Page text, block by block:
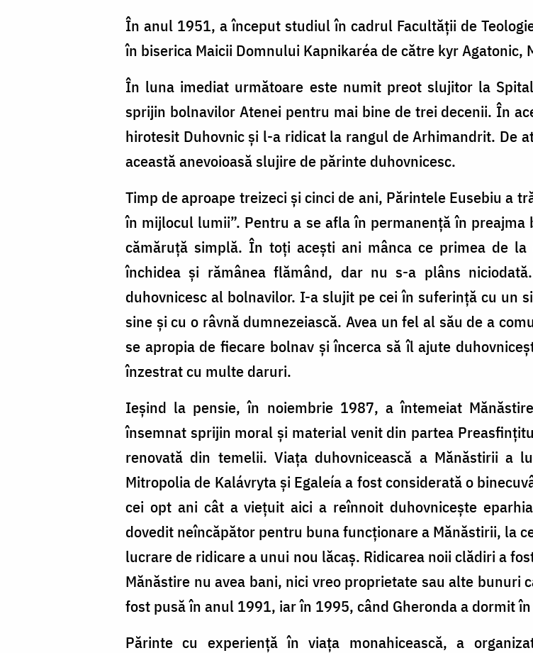
În anul 1951, a început studiul în cadrul Facultății de
în biserica Maicii Domnului Kapnikaréa de către kyr Agatonic,
În luna imediat următoare este numit preot slujitor la
sprijin bolnavilor Atenei pentru mai bine de trei decenii. În
hirotesit Duhovnic și l-a ridicat la rangul de Arhimandrit. De
această anevoioasă slujire de părinte duhovnicesc.
Timp de aproape treizeci și cinci de ani, Părintele Eusebiu a
în mijlocul lumii”. Pentru a se afla în permanență în
cămăruță simplă. În toți acești ani mânca ce primea de
închidea și rămânea flămând, dar nu s-a plâns
duhovnicesc al bolnavilor. I-a slujit pe cei în suferință cu un
sine și cu o râvnă dumnezeiască. Avea un fel al său de a
se apropia de fiecare bolnav și încerca să îl ajute
înzestrat cu multe daruri.
Ieșind la pensie, în noiembrie 1987, a întemeiat
însemnat sprijin moral și material venit din partea
renovată din temelii. Viața duhovnicească a Mănăstirii a
Mitropolia de Kalávryta și Egaleía a fost considerată o
cei opt ani cât a viețuit aici a reînnoit duhovnicește
dovedit neîncăpător pentru buna funcționare a Mănăstirii, la
lucrare de ridicare a unui nou lăcaș. Ridicarea noii clădiri a
Mănăstire nu avea bani, nici vreo proprietate sau alte bunuri
fost pusă în anul 1991, iar în 1995, când Gheronda a dormit
Părinte cu experiență în viața monahicească, a